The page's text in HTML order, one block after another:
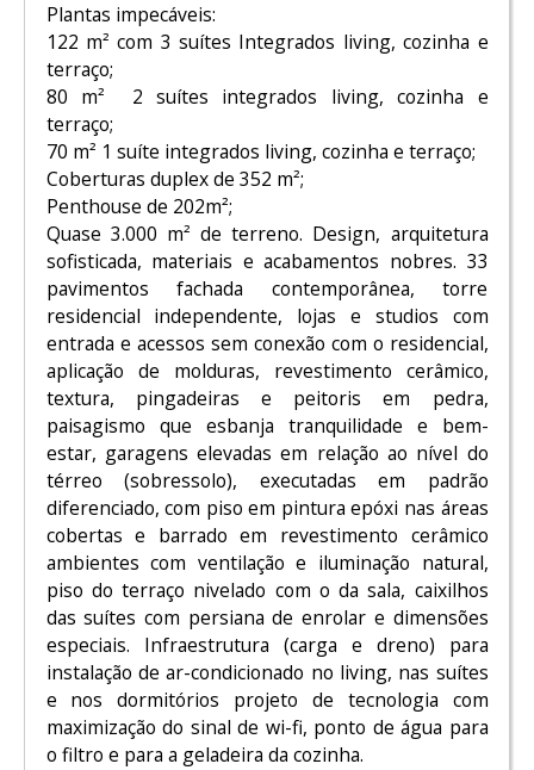
Plantas impecáveis:
122 m² com 3 suítes Integrados living, cozinha e
terraço;
80 m² 2 suítes integrados living, cozinha e
terraço;
70 m² 1 suíte integrados living, cozinha e terraço;
Coberturas duplex de 352 m²;
Penthouse de 202m²;
Quase 3.000 m² de terreno. Design, arquitetura
sofisticada, materiais e acabamentos nobres. 33
pavimentos fachada contemporânea, torre
residencial independente, lojas e studios com
entrada e acessos sem conexão com o residencial,
aplicação de molduras, revestimento cerâmico,
textura, pingadeiras e peitoris em pedra,
paisagismo que esbanja tranquilidade e bem-
estar, garagens elevadas em relação ao nível do
térreo (sobressolo), executadas em padrão
diferenciado, com piso em pintura epóxi nas áreas
cobertas e barrado em revestimento cerâmico
ambientes com ventilação e iluminação natural,
piso do terraço nivelado com o da sala, caixilhos
das suítes com persiana de enrolar e dimensões
especiais. Infraestrutura (carga e dreno) para
instalação de ar-condicionado no living, nas suítes
e nos dormitórios projeto de tecnologia com
maximização do sinal de wi-fi, ponto de água para
o filtro e para a geladeira da cozinha.